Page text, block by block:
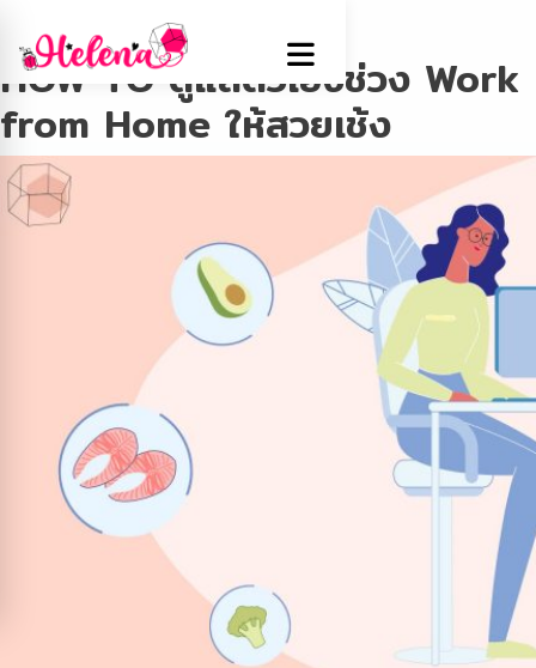
Tag:Productive
HOW TO ดูแลตัวเองช่วง Work
from Home ให้สวยเช้ง